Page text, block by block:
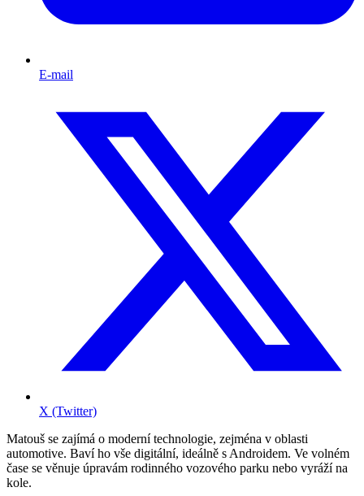
E-mail
X (Twitter)
Matouš se zajímá o moderní technologie, zejména v oblasti
automotive. Baví ho vše digitální, ideálně s Androidem. Ve volném
čase se věnuje úpravám rodinného vozového parku nebo vyráží na
kole.